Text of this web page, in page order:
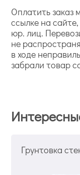
Оплатить заказ
ссылке на
юр. лиц.
не
в ходе
забрали товар
Грунтовка